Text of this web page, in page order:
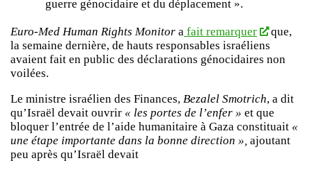
guerre génocidaire et du déplacement ».
Euro-Med Human Rights Monitor a fait remarquer
que,
la semaine dernière, de hauts responsables israéliens
avaient fait en public des déclarations génocidaires non
voilées.
Le ministre israélien des Finances, Bezalel Smotrich, a dit
qu’Israël devait ouvrir « les portes de l’enfer » et que
bloquer l’entrée de l’aide humanitaire à Gaza constituait «
une étape importante dans la bonne direction », ajoutant
peu après qu’Israël devait